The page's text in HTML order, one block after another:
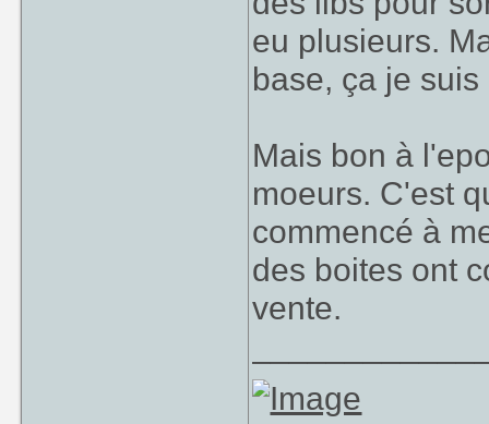
eu plusieurs.
base, ça je
Mais bon à
moeurs. C'est
commencé à
des boites ont
vente.